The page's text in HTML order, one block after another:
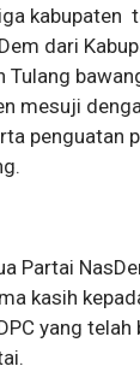
kabupaten
dari
Tulang
mesuji
penguatan
Partai
kasih
yang